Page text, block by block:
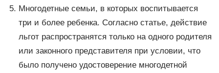
Многодетные семьи, в которых воспитывается
три и более ребенка. Согласно статье, действие
льгот распространятся только на одного родителя
или законного представителя при условии, что
было получено удостоверение многодетной